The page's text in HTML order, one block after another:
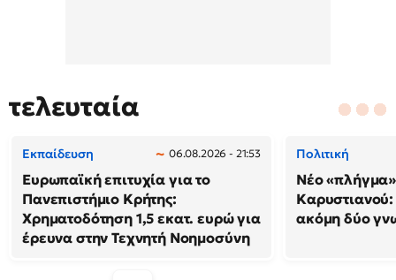
τελευταία
Εκπαίδευση 06.08.2026 - 21:53
Ευρωπαϊκή επιτυχία για το
Πανεπιστήμιο Κρήτης:
Χρηματοδότηση 1,5 εκατ. ευρώ για
έρευνα στην Τεχνητή Νοημοσύνη
Πολιτική
Νέο
ακόμη δύο